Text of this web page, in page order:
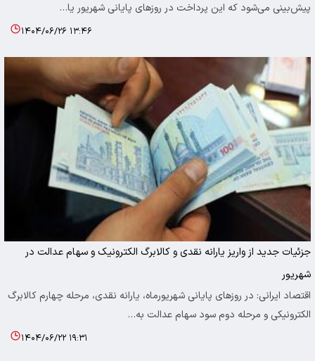
پیش‌بینی می‌شود که این پرداخت در روزهای پایانی شهریور یا…
۱۴۰۴/۰۶/۲۶ ۱۳:۴۶
جزئیات جدید از واریز یارانه نقدی و کالابرگ الکترونیک و سهام عدالت در
شهریور
اقتصاد ایرانی: در روزهای پایانی شهریورماه، یارانه نقدی، مرحله چهارم کالابرگ
الکترونیکی و مرحله دوم سود سهام عدالت به…
۱۴۰۴/۰۶/۲۲ ۱۹:۳۱